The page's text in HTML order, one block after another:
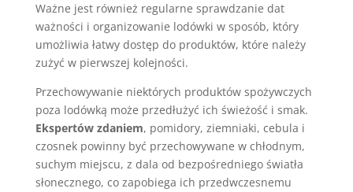
Ważne jest również regularne sprawdzanie dat
ważności i organizowanie lodówki w sposób, który
umożliwia łatwy dostęp do produktów, które należy
zużyć w pierwszej kolejności.
Przechowywanie niektórych produktów spożywczych
poza lodówką może przedłużyć ich świeżość i smak.
Ekspertów zdaniem, pomidory, ziemniaki, cebula i
czosnek powinny być przechowywane w chłodnym,
suchym miejscu, z dala od bezpośredniego światła
słonecznego, co zapobiega ich przedwczesnemu